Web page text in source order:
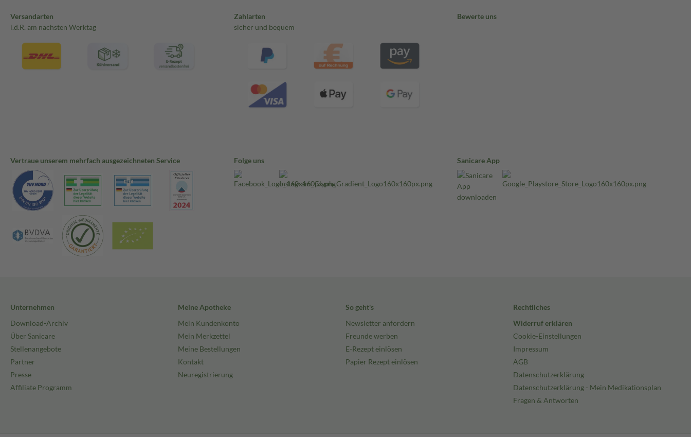
Versandarten
i.d.R. am nächsten Werktag
Zahlarten
sicher und bequem
Bewerte uns
Vertraue unserem mehrfach ausgezeichneten Service Folge uns Sanicare App
Unternehmen
Download-Archiv
Über Sanicare
Stellenangebote
Partner
Presse
Affiliate Programm
Meine Apotheke
Mein Kundenkonto
Mein Merkzettel
Meine Bestellungen
Kontakt
Neuregistrierung
So geht's
Newsletter anfordern
Freunde werben
E-Rezept einlösen
Papier Rezept einlösen
Rechtliches
Widerruf erklären
Cookie-Einstellungen
Impressum
AGB
Datenschutzerklärung
Datenschutzerklärung - Mein Medikationsplan
Fragen & Antworten